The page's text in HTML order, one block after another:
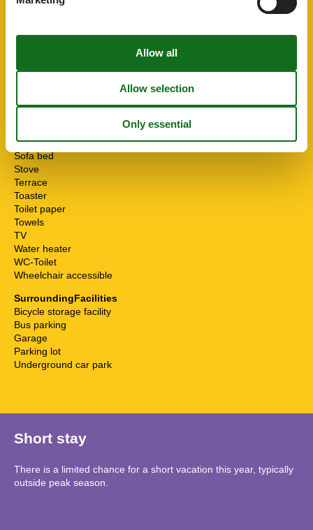
Oven
Safe
Separate living space
Soap
Sofa bed
Stove
Terrace
Toaster
Toilet paper
Towels
TV
Water heater
WC-Toilet
Wheelchair accessible
SurroundingFacilities
Bicycle storage facility
Bus parking
Garage
Parking lot
Underground car park
Short stay
There is a limited chance for a short vacation this year, typically
outside peak season.